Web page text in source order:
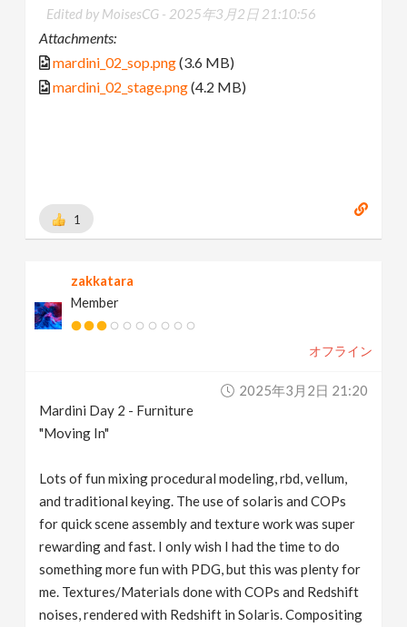
Edited by MoisesCG - 2025年3月2日 21:10:56
Attachments:
mardini_02_sop.png(3.6 MB)
mardini_02_stage.png(4.2 MB)
1
zakkatara
Member
オフライン
2025年3月2日 21:20
Mardini Day 2 - Furniture
"Moving In"
Lots of fun mixing procedural modeling, rbd, vellum,
and traditional keying. The use of solaris and COPs
for quick scene assembly and texture work was super
rewarding and fast. I only wish I had the time to do
something more fun with PDG, but this was plenty for
me. Textures/Materials done with COPs and Redshift
noises, rendered with Redshift in Solaris. Compositing